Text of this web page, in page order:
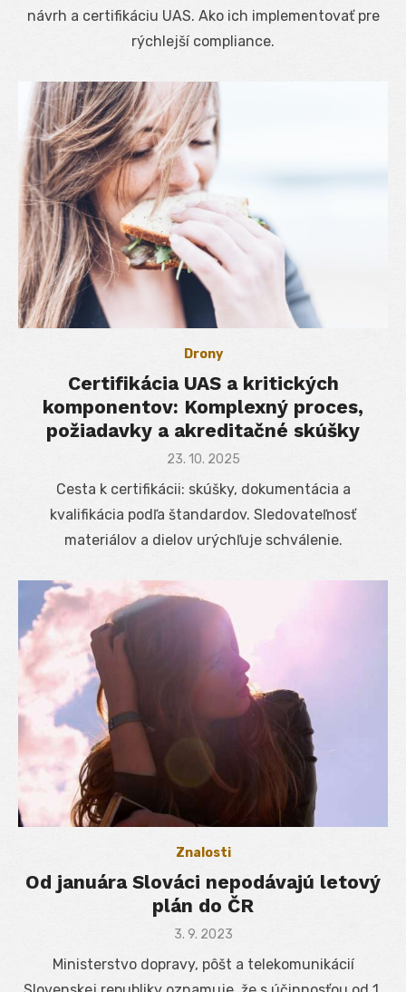
návrh a certifikáciu UAS. Ako ich implementovať pre
rýchlejší compliance.
Drony
Certifikácia UAS a kritických
komponentov: Komplexný proces,
požiadavky a akreditačné skúšky
Posted
23. 10. 2025
Cesta k certifikácii: skúšky, dokumentácia a
kvalifikácia podľa štandardov. Sledovateľnosť
materiálov a dielov urýchľuje schválenie.
Znalosti
Od januára Slováci nepodávajú letový
plán do ČR
Posted
3. 9. 2023
Ministerstvo dopravy, pôšt a telekomunikácií